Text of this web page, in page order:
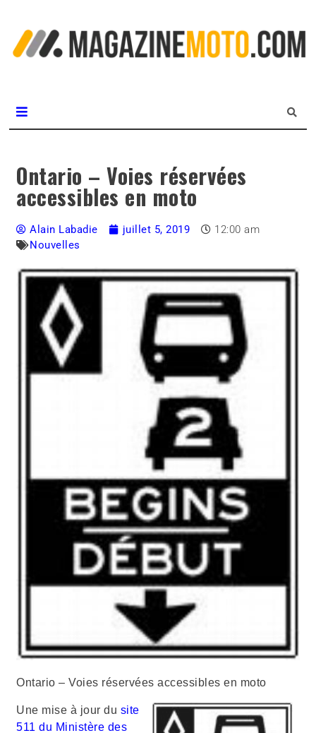
Ontario – Voies réservées
accessibles en moto
Alain Labadie juillet 5, 2019
12:00 am
Nouvelles
Ontario – Voies réservées accessibles en moto
Une mise à jour du site
511 du Ministère des